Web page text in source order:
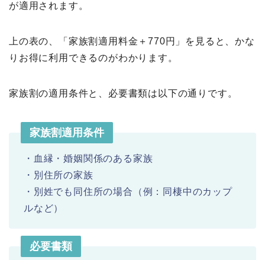
が適用されます。
上の表の、「家族割適用料金＋770円」を見ると、かな
りお得に利用できるのがわかります。
家族割の適用条件と、必要書類は以下の通りです。
家族割適用条件
・血縁・婚姻関係のある家族
・別住所の家族
・別姓でも同住所の場合（例：同棲中のカップ
ルなど）
必要書類